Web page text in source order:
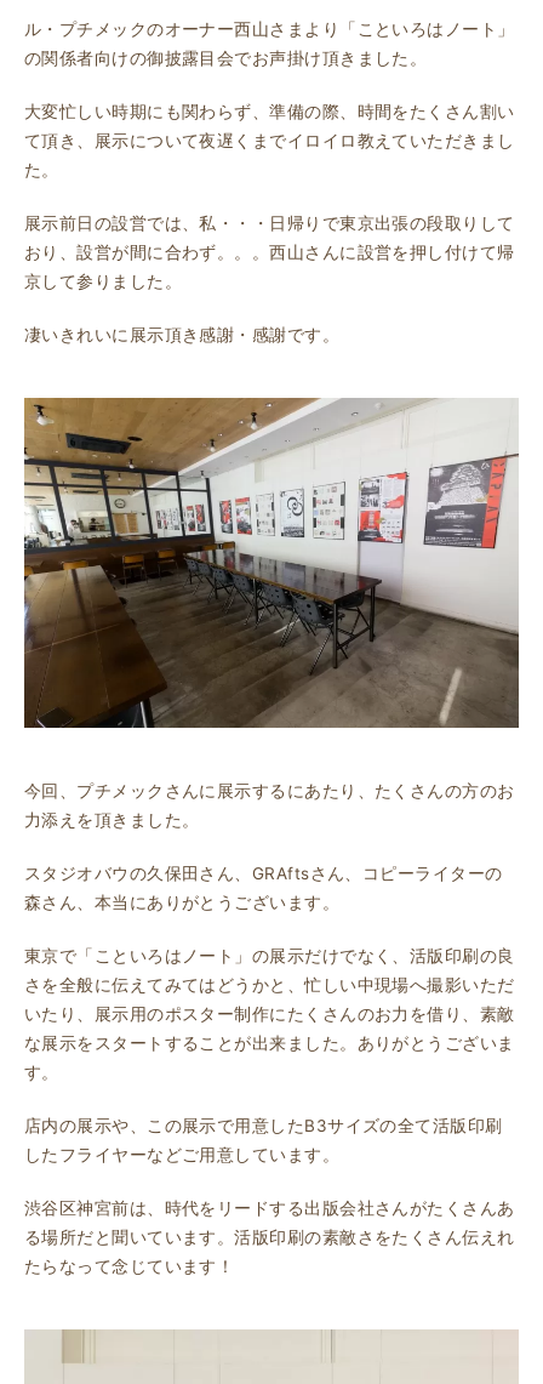
ル・プチメックのオーナー西山さまより「こといろはノート」
の関係者向けの御披露目会でお声掛け頂きました。
大変忙しい時期にも関わらず、準備の際、時間をたくさん割い
て頂き、展示について夜遅くまでイロイロ教えていただきまし
た。
展示前日の設営では、私・・・日帰りで東京出張の段取りして
おり、設営が間に合わず。。。西山さんに設営を押し付けて帰
京して参りました。
凄いきれいに展示頂き感謝・感謝です。
今回、プチメックさんに展示するにあたり、たくさんの方のお
力添えを頂きました。
スタジオバウの久保田さん、GRAftsさん、コピーライターの
森さん、本当にありがとうございます。
東京で「こといろはノート」の展示だけでなく、活版印刷の良
さを全般に伝えてみてはどうかと、忙しい中現場へ撮影いただ
いたり、展示用のポスター制作にたくさんのお力を借り、素敵
な展示をスタートすることが出来ました。ありがとうございま
す。
店内の展示や、この展示で用意したB3サイズの全て活版印刷
したフライヤーなどご用意しています。
渋谷区神宮前は、時代をリードする出版会社さんがたくさんあ
る場所だと聞いています。活版印刷の素敵さをたくさん伝えれ
たらなって念じています！